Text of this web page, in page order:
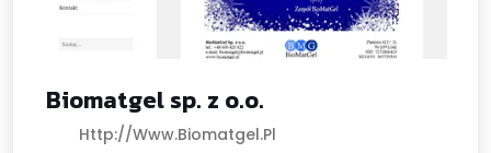
Biomatgel sp. z o.o.
Http://www.biomatgel.pl